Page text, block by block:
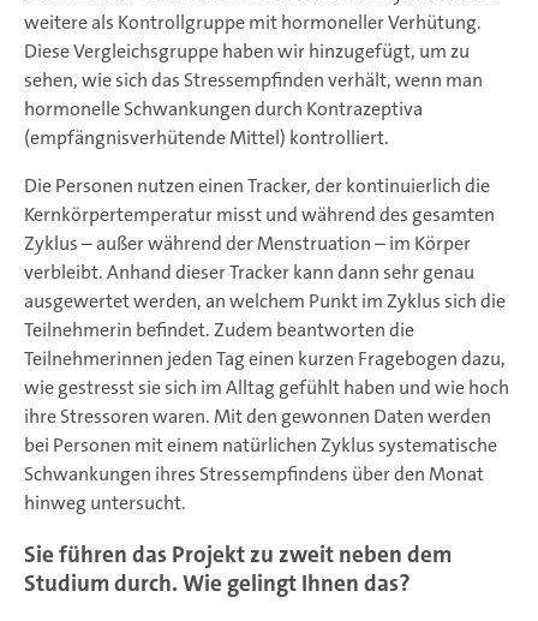
weitere als Kontrollgruppe mit hormoneller Verhütung.
Diese Vergleichsgruppe haben wir hinzugefügt, um zu
sehen, wie sich das Stressempfinden verhält, wenn man
hormonelle Schwankungen durch Kontrazeptiva
(empfängnisverhütende Mittel) kontrolliert.
Die Personen nutzen einen Tracker, der kontinuierlich die
Kernkörpertemperatur misst und während des gesamten
Zyklus – außer während der Menstruation – im Körper
verbleibt. Anhand dieser Tracker kann dann sehr genau
ausgewertet werden, an welchem Punkt im Zyklus sich die
Teilnehmerin befindet. Zudem beantworten die
Teilnehmerinnen jeden Tag einen kurzen Fragebogen dazu,
wie gestresst sie sich im Alltag gefühlt haben und wie hoch
ihre Stressoren waren. Mit den gewonnen Daten werden
bei Personen mit einem natürlichen Zyklus systematische
Schwankungen ihres Stressempfindens über den Monat
hinweg untersucht.
Sie führen das Projekt zu zweit neben dem
Studium durch. Wie gelingt Ihnen das?